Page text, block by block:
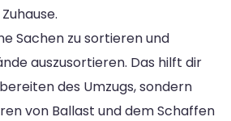
Sachen zu sortieren und
auszusortieren. Das hilft dir
des Umzugs, sondern
von Ballast und dem Schaffen